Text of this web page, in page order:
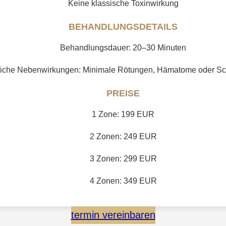
Keine klassische Toxinwirkung
BEHANDLUNGSDETAILS
Behandlungsdauer: 20–30 Minuten
Nebenwirkungen: Minimale Rötungen, Hämatome oder
PREISE
1 Zone: 199 EUR
2 Zonen: 249 EUR
3 Zonen: 299 EUR
4 Zonen: 349 EUR
termin vereinbaren